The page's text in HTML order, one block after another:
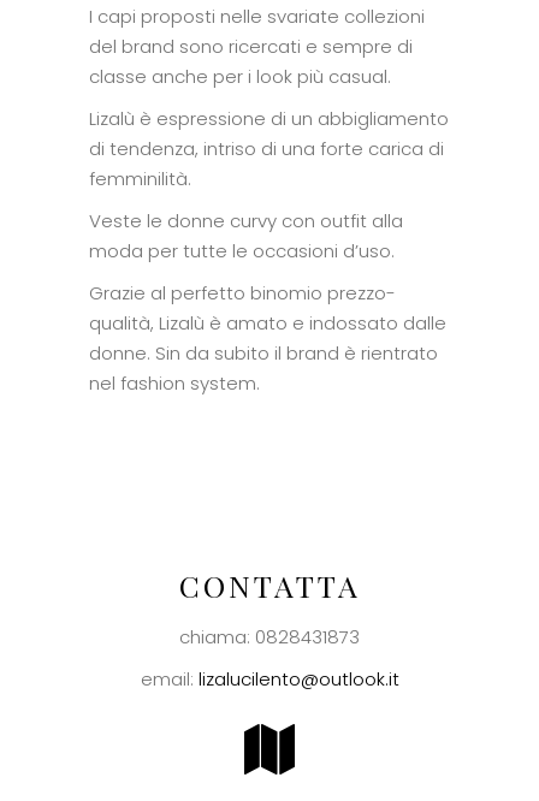
I capi proposti nelle svariate collezioni
del brand sono ricercati e sempre di
classe anche per i look più casual.
Lizalù è espressione di un abbigliamento
di tendenza, intriso di una forte carica di
femminilità.
Veste le donne curvy con outfit alla
moda per tutte le occasioni d’uso.
Grazie al perfetto binomio prezzo-
qualità, Lizalù è amato e indossato dalle
donne. Sin da subito il brand è rientrato
nel fashion system.
CONTATTA
chiama: 0828431873
email: lizalucilento@outlook.it